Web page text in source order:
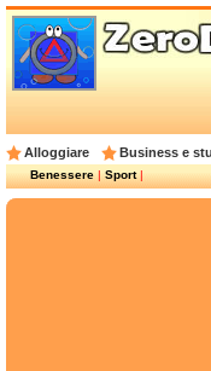
Alloggiare Business e
Benessere|Sport|